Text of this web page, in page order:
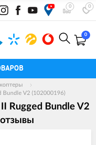
0 0
0
Bundle V2 (102000196)
Rugged Bundle V2